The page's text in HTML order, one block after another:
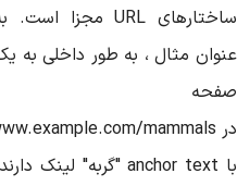
ساختارهای URL مجزا است. به
مثال ، به طور داخلی به یک
با anchor text "گربه" لینک دارند.